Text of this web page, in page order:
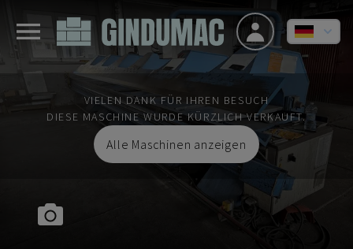
VIELEN DANK FÜR IHREN BESUCH
DIESE MASCHINE WURDE KÜRZLICH VERKAUFT.
Alle Maschinen anzeigen